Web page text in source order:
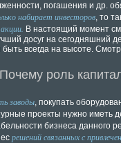
погашения и др.
набирает инвесторов, то
В настоящий момент
досуг на сегодняшний
всегда на высоте.
Почему роль
заводы, покупать
проекты нужно иметь
бизнеса данного
решений связанных с